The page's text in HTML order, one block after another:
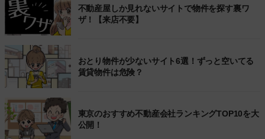
不動産屋しか見れないサイトで物件を探す裏ワ
ザ！【来店不要】
おとり物件が少ないサイト6選！ずっと空いてる
賃貸物件は危険？
東京のおすすめ不動産会社ランキングTOP10を大
公開！